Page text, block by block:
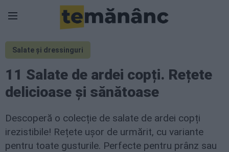
Salate și dressinguri
11 Salate de ardei copți. Rețete
delicioase și sănătoase
Descoperă o colecție de salate de ardei copți
irezistibile! Rețete ușor de urmărit, cu variante
pentru toate gusturile. Perfecte pentru prânz sau